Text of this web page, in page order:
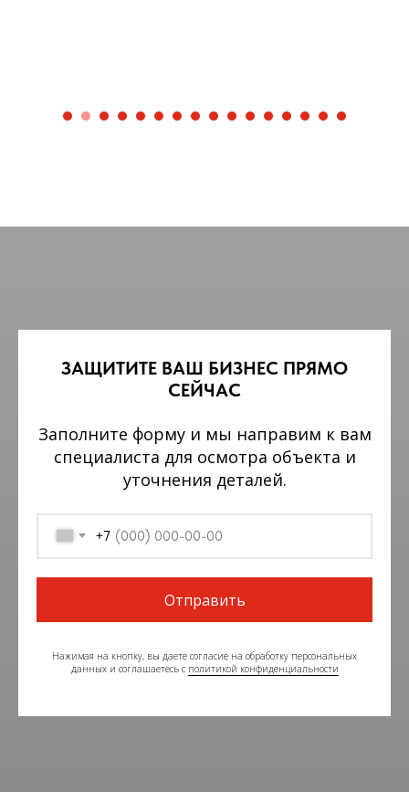
ЗАЩИТИТЕ ВАШ БИЗНЕС ПРЯМО
СЕЙЧАС
Заполните форму и мы направим к вам
специалиста для осмотра объекта и
уточнения деталей.
+7
Отправить
Нажимая на кнопку, вы даете согласие на обработку персональных
данных и соглашаетесь c политикой конфиденциальности